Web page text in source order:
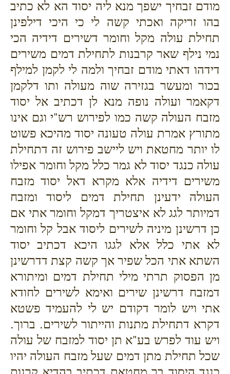
מודם זבחיך ישפך מנא ליה יסוד הא לא כתיב
בהו זריקה ואכתי קשה לי כי היכי דילפינן
תחילת עולה מקל וחומר דשירים דידיה הכי
נמי נילף שאר קרבנות לתחילת דמים משירים
דידהו דאתי מודם זבחיך ולמה לי לקמן למילף
בכור ומעשר בגזירה שוה מעולה ותו דלקמן
דקאמר ועולה נופה מנא לן דכתיב אל יסוד
מזבח העולה קשה כמו לפירוש רש"י וגם אינו
מתורץ אמרת עולה טעונה יסוד מהיכא פשוט
לו יותר מחטאת ויש ליישב פירוש זה דתחילת
עולה כנגד יסוד לא גמר כלל מקל וחומר אפילו
משירים דידיה אלא מקרא דאל יסוד מזבח
העולה ידעינן תחילת דמים ליסוד ומזבח
דמיותר לגג לא איצטריך דמקל וחומר אתי אם
כן דרשינן מיניה לשירים ליסוד אבל קל וחומר
לא אתי כלל אלא לגגו היכא דכתיב יסוד
השתא אתי הכל שפיר אך קשה קצת דדרשינן
מן הפסוק תרתי מילי תחילת דמים ומיתורא
דמזבח דרשינן שירים ואימא לשירים לחודא
אתי ויש לומר דקודם יש לי להעמיד פשטא
דקרא דתחילת מתנות והייתור לשירים. ברוך.
ויש עוד לפרש בע"א תן יסוד למזבח של עולה
שכל תחילת מתן דמים שעל מזבח העולה יהיו